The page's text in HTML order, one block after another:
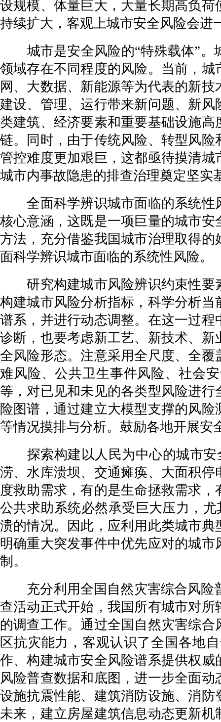
设规模、体量巨大，大量长期高负
持续扩大，客观上城市安全风险会进
城市是安全风险的“特殊载体”。
领域存在不同程度的风险。当前，
网、大数据、新能源等为代表的新
建设、管理、运行带来新问题、新
类建筑、经济要素和重要基础设施
链。同时，由于传统风险、转型风
管控难度更加艰巨，这都亟待摸清
城市内事故隐患的排查治理奠定坚实
全面科学辨识城市面临的系统性
核心意涵，这既是一项巨量的城市
方法，充分借鉴我国城市治理取得
面科学辨识城市面临的系统性风险。
研究构建城市风险辨识约束性要
构建城市风险分析指标，科学分析
谱系，并进行动态调整。在这一过
诊断，也要考虑新工艺、新技术、
全风险形态。注意采用全尺度、全
难风险、公共卫生事件风险、社会
等，对已见和未见的各类型风险进
险图谱，通过建立大模型支撑的风
等情况摸排与分析。鼓励各地开展
探索构建以人民为中心的城市安
涝、水库溃坝、交通瘫痪、大面积
度救助需求，有的是生命拯救需求
公共求助系统必然承受巨大压力，
溃的情况。因此，应利用此类城市
明确重大突发事件中优先应对的城
制。
充分利用全国自然灾害综合风险普
查活动正式开始，我国所有城市对
的调查工作。通过全国自然灾害综
区抗灾能力，客观认识了全国各地
作、构建城市安全风险谱系提供权
风险普查数据和底图，进一步全面
设施抗震性能、建筑消防设施、消
未来，建立房屋建筑信息动态更新